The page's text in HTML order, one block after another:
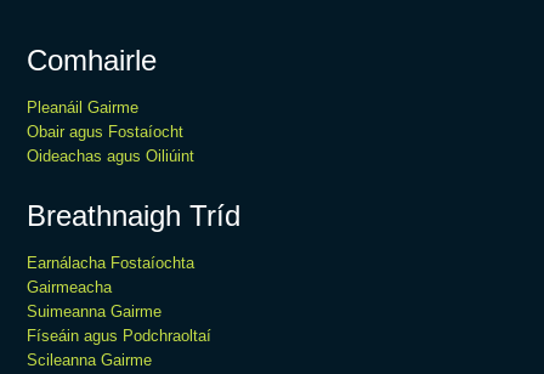
Comhairle
Pleanáil Gairme
Obair agus Fostaíocht
Oideachas agus Oiliúint
Breathnaigh Tríd
Earnálacha Fostaíochta
Gairmeacha
Suimeanna Gairme
Físeáin agus Podchraoltaí
Scileanna Gairme